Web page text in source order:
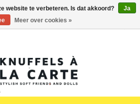
website te verbeteren. Is dat akkoord?
Ja
Meer over cookies »